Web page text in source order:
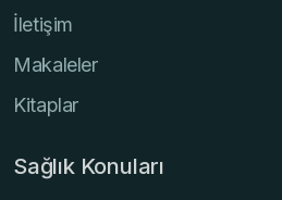
İletişim
Makaleler
Kitaplar
Sağlık Konuları